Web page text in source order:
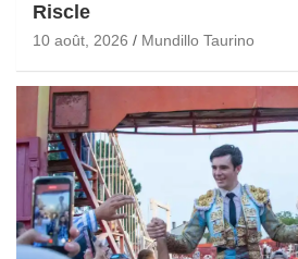
Riscle
10 août, 2026 Mundillo Taurino